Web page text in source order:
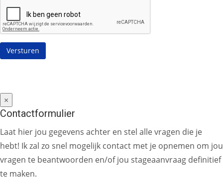
×
Contactformulier
Laat hier jou gegevens achter en stel alle vragen die je
hebt! Ik zal zo snel mogelijk contact met je opnemen om jou
vragen te beantwoorden en/of jou stageaanvraag definitief
te maken.